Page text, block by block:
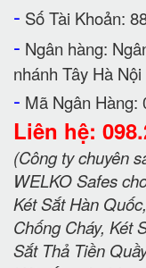
- Số Tài Khoản:
- Ngân hàng:
nhánh Tây Hà Nội
- Mã Ngân Hàng:
Liên hệ:
(Công ty chuyên
WELKO Safes
Két Sắt Hàn
Chống Cháy, Két
Sắt Thả Tiền